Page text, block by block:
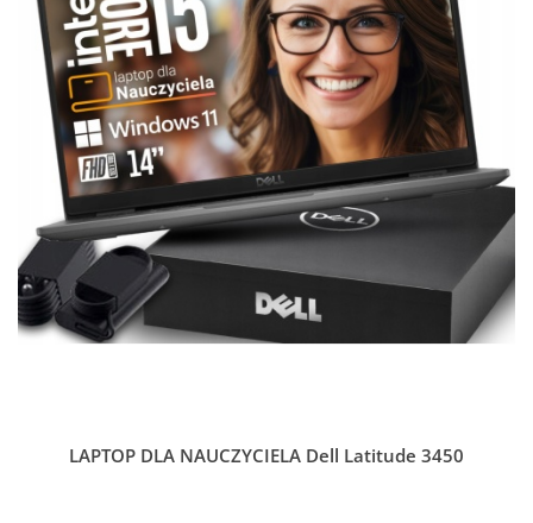
LAPTOP DLA NAUCZYCIELA Dell Latitude 3450